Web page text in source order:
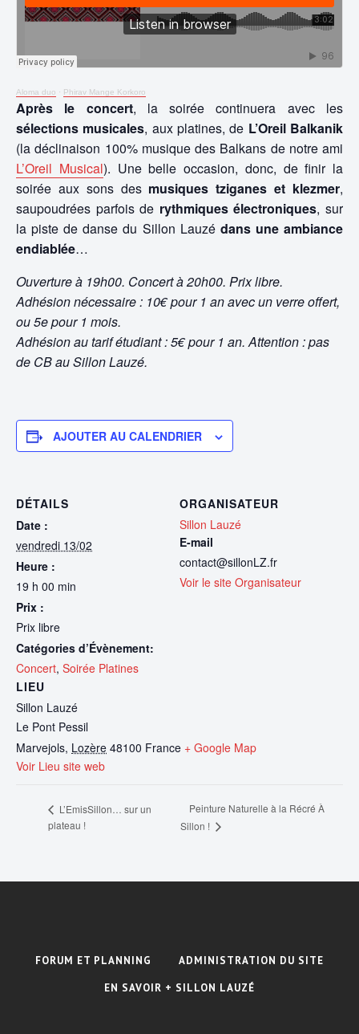
Aloma duo · Phirav Mange Korkoro
Après le concert, la soirée continuera avec les
sélections musicales, aux platines, de L’Oreil Balkanik
(la déclinaison 100% musique des Balkans de notre ami
L’Oreil Musical). Une belle occasion, donc, de finir la
soirée aux sons des musiques tziganes et klezmer,
saupoudrées parfois de rythmiques électroniques, sur
la piste de danse du Sillon Lauzé dans une ambiance
endiablée…
Ouverture à 19h00. Concert à 20h00. Prix libre.
Adhésion nécessaire : 10€ pour 1 an avec un verre offert,
ou 5e pour 1 mois.
Adhésion au tarif étudiant : 5€ pour 1 an. Attention : pas
de CB au Sillon Lauzé.
AJOUTER AU CALENDRIER
DÉTAILS
Date :
vendredi 13/02
Heure :
19 h 00 min
Prix :
Prix libre
Catégories d’Évènement:
Concert, Soirée Platines
LIEU
Sillon Lauzé
Le Pont Pessil
Marvejols, Lozère 48100 France + Google Map
Voir Lieu site web
ORGANISATEUR
Sillon Lauzé
E-mail
contact@sillonLZ.fr
Voir le site Organisateur
L’EmisSillon… sur un
plateau !
Peinture Naturelle à la Récré À
Sillon !
FORUM ET PLANNING
ADMINISTRATION DU SITE
EN SAVOIR + SILLON LAUZÉ